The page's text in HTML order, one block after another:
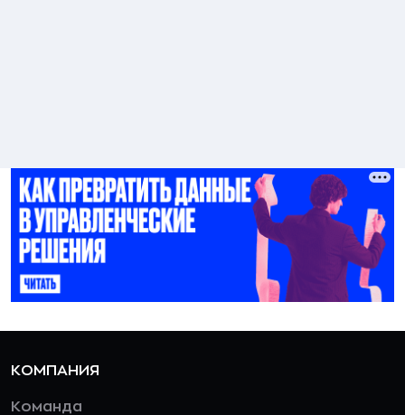
КОМПАНИЯ
Команда